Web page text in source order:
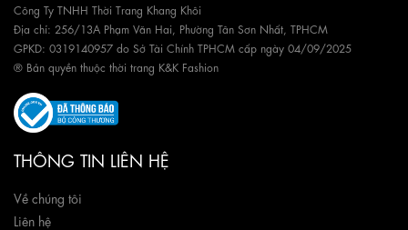
Công Ty TNHH Thời Trang Khang Khôi
Địa chỉ: 256/13A Phạm Văn Hai, Phường Tân Sơn Nhất, TPHCM
GPKD: 0319140957 do Sở Tài Chính TPHCM cấp ngày 04/09/2025
® Bản quyền thuộc thời trang K&K Fashion
THÔNG TIN LIÊN HỆ
Về chúng tôi
Liên hệ